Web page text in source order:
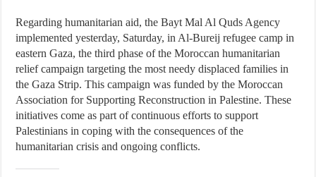
Regarding humanitarian aid, the Bayt Mal Al Quds Agency
implemented yesterday, Saturday, in Al-Bureij refugee camp in
eastern Gaza, the third phase of the Moroccan humanitarian
relief campaign targeting the most needy displaced families in
the Gaza Strip. This campaign was funded by the Moroccan
Association for Supporting Reconstruction in Palestine. These
initiatives come as part of continuous efforts to support
Palestinians in coping with the consequences of the
humanitarian crisis and ongoing conflicts.